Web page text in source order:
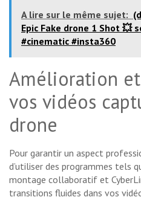
A lire sur le même sujet:
Epic Fake drone 1 Shot 💥
#cinematic #insta360
Amélioration
vos vidéos
drone
Pour garantir un aspect
d’utiliser des programmes tels
montage collaboratif et
transitions fluides dans vos